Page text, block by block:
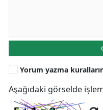
Yorum yazma
Aşağıdaki görselde